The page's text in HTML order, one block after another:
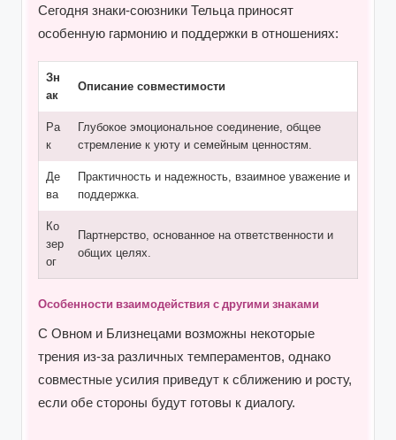
Сегодня знаки-союзники Тельца приносят
особенную гармонию и поддержки в отношениях:
Зн
ак
Описание совместимости
Ра
к
Глубокое эмоциональное соединение, общее
стремление к уюту и семейным ценностям.
Де
ва
Практичность и надежность, взаимное уважение и
поддержка.
Ко
зер
ог
Партнерство, основанное на ответственности и
общих целях.
Особенности взаимодействия с другими знаками
С Овном и Близнецами возможны некоторые
трения из-за различных темпераментов, однако
совместные усилия приведут к сближению и росту,
если обе стороны будут готовы к диалогу.